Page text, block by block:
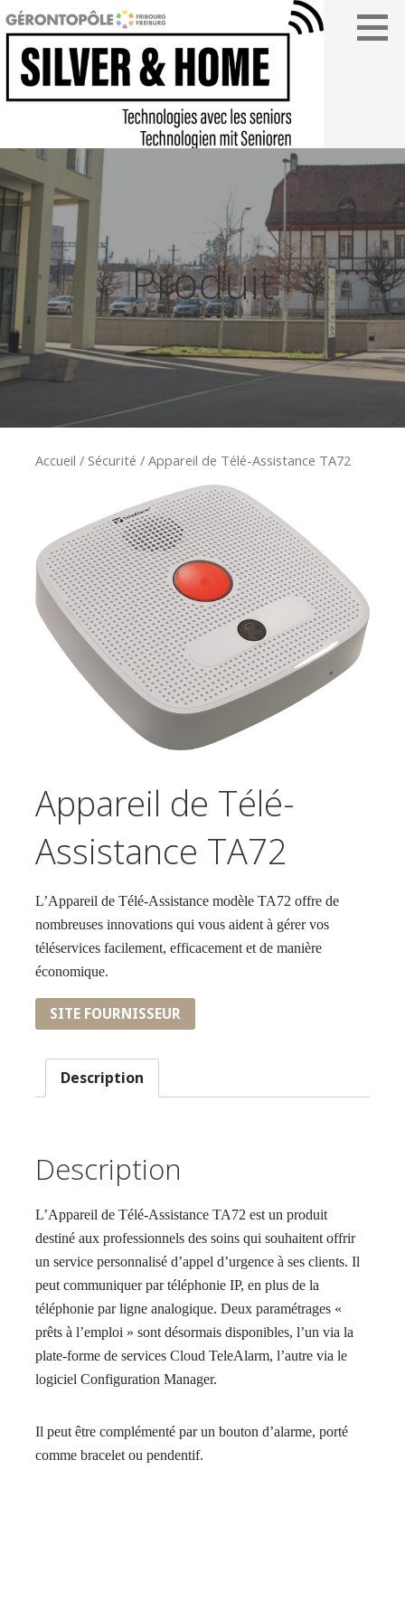
Passer
au
contenu
SILVER&HOME
Produit
Accueil / Sécurité / Appareil de Télé-Assistance TA72
Appareil de Télé-
Assistance TA72
L’Appareil de Télé-Assistance modèle TA72 offre de
nombreuses innovations qui vous aident à gérer vos
téléservices facilement, efficacement et de manière
économique.
SITE FOURNISSEUR
Description
Description
L’Appareil de Télé-Assistance TA72 est un produit
destiné aux professionnels des soins qui souhaitent offrir
un service personnalisé d’appel d’urgence à ses clients. Il
peut communiquer par téléphonie IP, en plus de la
téléphonie par ligne analogique. Deux paramétrages «
prêts à l’emploi » sont désormais disponibles, l’un via la
plate-forme de services Cloud TeleAlarm, l’autre via le
logiciel Configuration Manager.
Il peut être complémenté par un bouton d’alarme, porté
comme bracelet ou pendentif.